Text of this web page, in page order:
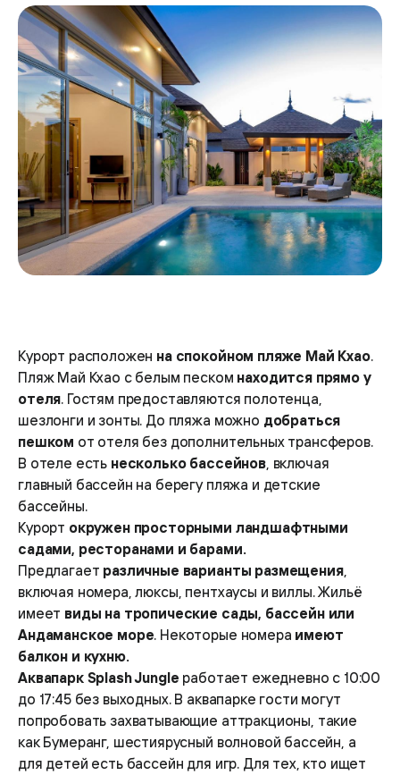
Курорт расположен на спокойном пляже Май Кхао.
Пляж Май Кхао с белым песком находится прямо у
отеля. Гостям предоставляются полотенца,
шезлонги и зонты. До пляжа можно добраться
пешком от отеля без дополнительных трансферов.
В отеле есть несколько бассейнов, включая
главный бассейн на берегу пляжа и детские
бассейны.
Курорт окружен просторными ландшафтными
садами, ресторанами и барами.
Предлагает различные варианты размещения,
включая номера, люксы, пентхаусы и виллы. Жильё
имеет виды на тропические сады, бассейн или
Андаманское море. Некоторые номера имеют
балкон и кухню.
Аквапарк Splash Jungle работает ежедневно с 10:00
до 17:45 без выходных. В аквапарке гости могут
попробовать захватывающие аттракционы, такие
как Бумеранг, шестиярусный волновой бассейн, а
для детей есть бассейн для игр. Для тех, кто ищет